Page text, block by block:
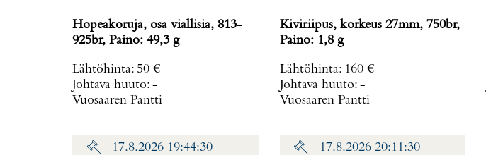
Hopeakoruja, osa viallisia, 813-
925br, Paino: 49,3 g
Lähtöhinta: 50 €
Johtava huuto: -
Vuosaaren Pantti
Kiviriipus, korkeus 27mm, 750br,
Paino: 1,8 g
Lähtöhinta: 160 €
Johtava huuto: -
Vuosaaren Pantti
17.8.2026 19:44:30 17.8.2026 20:11:30